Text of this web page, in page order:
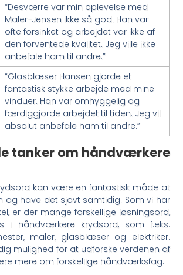
“Desværre var min oplevelse med
Maler-Jensen ikke så god. Han var
ofte forsinket og arbejdet var ikke af
den forventede kvalitet. Jeg ville ikke
anbefale ham til andre.”
“Glasblæser Hansen gjorde et
fantastisk stykke arbejde med mine
vinduer. Han var omhyggelig og
færdiggjorde arbejdet til tiden. Jeg vil
absolut anbefale ham til andre.”
tanker om håndværkere
kan være en fantastisk måde at
og have det sjovt samtidig. Som vi har
er der mange forskellige løsningsord,
i håndværkere krydsord, som f.eks.
maler, glasblæser og elektriker.
mulighed for at udforske verdenen af
mere om forskellige håndværksfag.